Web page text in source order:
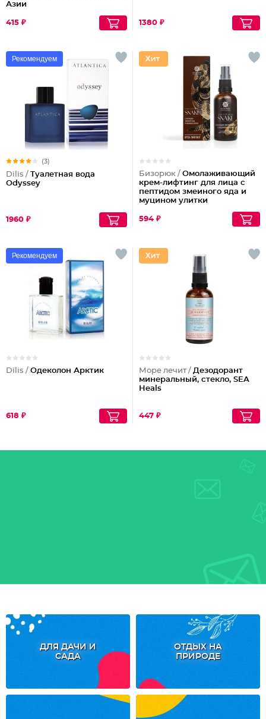
Азии
415 ₽ 1380 ₽
Рекомендуем
(3)
Dilis / Туалетная вода
Odyssey
1960 ₽
Бизорюк / Омолаживающий
крем-лифтинг для лица с
пептидом змеиного яда и
муцином улитки
594 ₽
Рекомендуем
Dilis / Одеколон Арктик
618 ₽
Море лечит / Дезодорант
минеральный, стекло, SEA
Heals
447 ₽
ДЛЯ ДАЧИ И
САДА
ОТДЫХ НА
ПРИРОДЕ